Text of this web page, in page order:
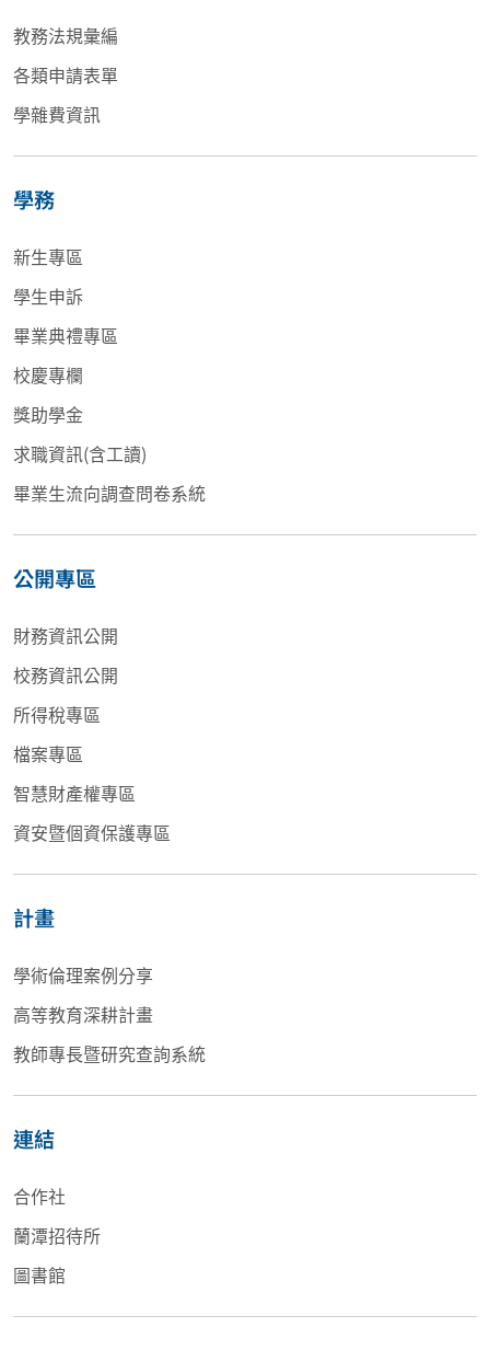
教務法規彙編
各類申請表單
學雜費資訊
學務
新生專區
學生申訴
畢業典禮專區
校慶專欄
獎助學金
求職資訊(含工讀)
畢業生流向調查問卷系統
公開專區
財務資訊公開
校務資訊公開
所得稅專區
檔案專區
智慧財產權專區
資安暨個資保護專區
計畫
學術倫理案例分享
高等教育深耕計畫
教師專長暨研究查詢系統
連結
合作社
蘭潭招待所
圖書館